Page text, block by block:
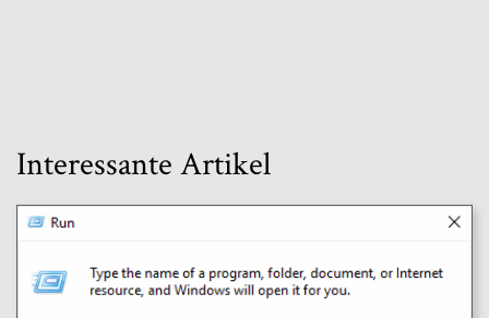
Interessante Artikel